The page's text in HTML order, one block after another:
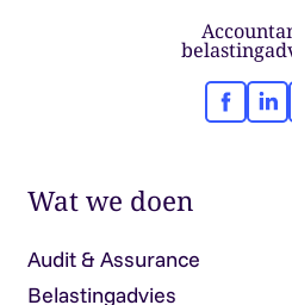
Wat we doen
Audit & Assurance
Belastingadvies